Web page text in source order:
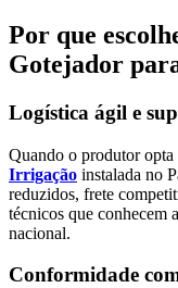
Por que
Gotejador
Logística ágil e
Quando o produtor opta
Irrigação instalada no
reduzidos, frete
técnicos que conhecem
nacional.
Conformidade